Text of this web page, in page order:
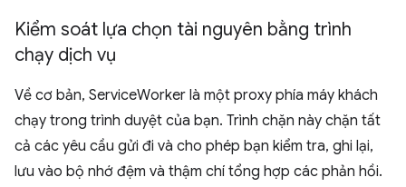
Kiểm soát lựa chọn tài nguyên bằng trình
chạy dịch vụ
Về cơ bản, ServiceWorker là một proxy phía máy khách
chạy trong trình duyệt của bạn. Trình chặn này chặn tất
cả các yêu cầu gửi đi và cho phép bạn kiểm tra, ghi lại,
lưu vào bộ nhớ đệm và thậm chí tổng hợp các phản hồi.